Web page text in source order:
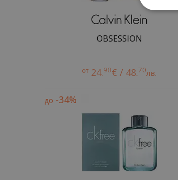
OBSESSION
от 24.90€ / 48.70лв.
до -34%